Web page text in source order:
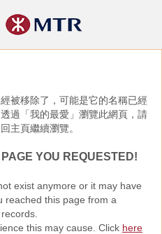
被移除了，可能是它的名稱已經
過「我的最愛」瀏覽此網頁，請
主頁繼續瀏覽。
YOU REQUESTED!
exist anymore or it may have
reached this page from a
this may cause. Click here